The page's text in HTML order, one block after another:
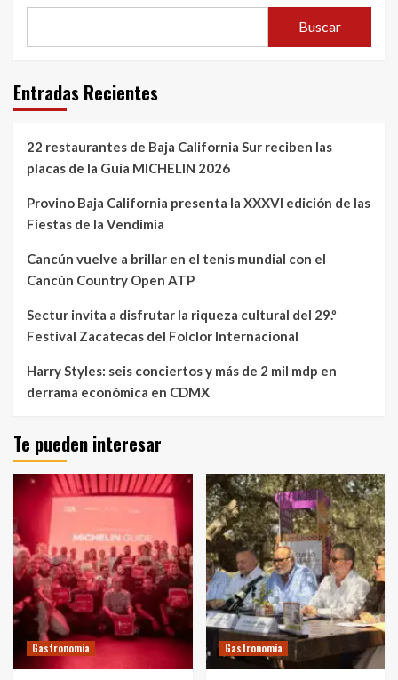
Buscar
Entradas Recientes
22 restaurantes de Baja California Sur reciben las
placas de la Guía MICHELIN 2026
Provino Baja California presenta la XXXVI edición de las
Fiestas de la Vendimia
Cancún vuelve a brillar en el tenis mundial con el
Cancún Country Open ATP
Sectur invita a disfrutar la riqueza cultural del 29.º
Festival Zacatecas del Folclor Internacional
Harry Styles: seis conciertos y más de 2 mil mdp en
derrama económica en CDMX
Te pueden interesar
Gastronomía Gastronomía